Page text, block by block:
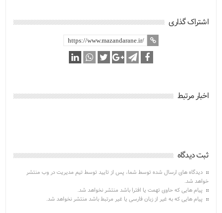
اشتراک گذاری
اخبار مرتبط
ثبت دیدگاه
دیدگاه های ارسال شده توسط شما، پس از تایید توسط تیم مدیریت در وب منتشر
خواهد شد.
پیام هایی که حاوی تهمت یا افترا باشد منتشر نخواهد شد.
پیام هایی که به غیر از زبان فارسی یا غیر مرتبط باشد منتشر نخواهد شد.